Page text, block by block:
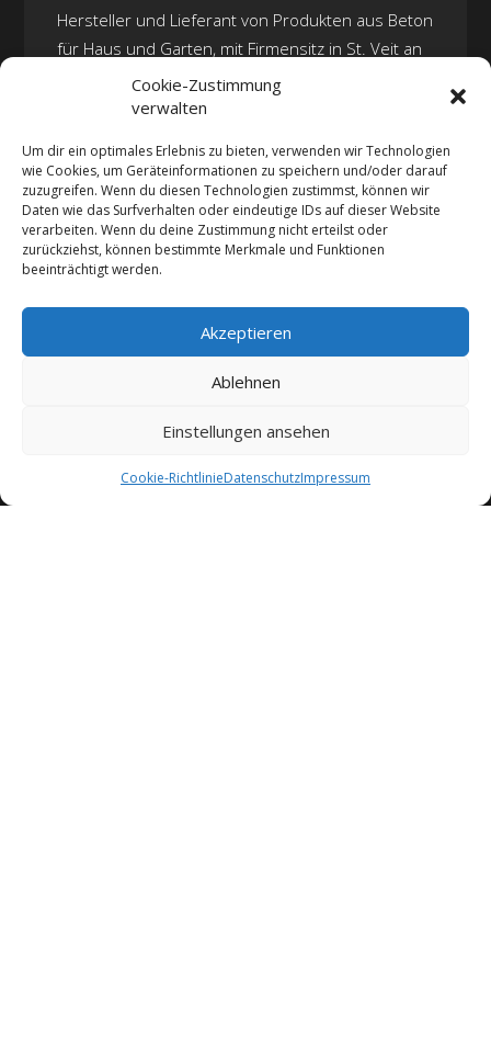
Cookie-Zustimmung
verwalten
Um dir ein optimales Erlebnis zu bieten, verwenden wir Technologien
wie Cookies, um Geräteinformationen zu speichern und/oder darauf
zuzugreifen. Wenn du diesen Technologien zustimmst, können wir
Daten wie das Surfverhalten oder eindeutige IDs auf dieser Website
verarbeiten. Wenn du deine Zustimmung nicht erteilst oder
zurückziehst, können bestimmte Merkmale und Funktionen
beeinträchtigt werden.
Akzeptieren
Ablehnen
Einstellungen ansehen
Cookie-RichtlinieDatenschutzImpressum
Hersteller und Lieferant von Produkten aus Beton
für Haus und Garten, mit Firmensitz in St. Veit an
der Glan in Kärnten.
Impressum
Datenschutz
Nützliche Links